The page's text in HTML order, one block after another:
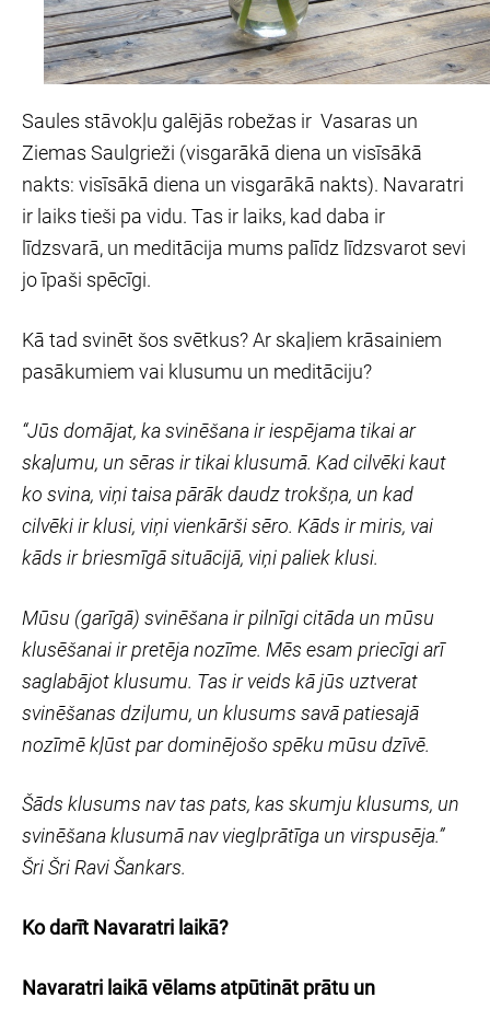
Saules stāvokļu galējās robežas ir Vasaras un
Ziemas Saulgrieži (visgarākā diena un visīsākā
nakts: visīsākā diena un visgarākā nakts). Navaratri
ir laiks tieši pa vidu. Tas ir laiks, kad daba ir
līdzsvarā, un meditācija mums palīdz līdzsvarot sevi
jo īpaši spēcīgi.
Kā tad svinēt šos svētkus? Ar skaļiem krāsainiem
pasākumiem vai klusumu un meditāciju?
“Jūs domājat, ka svinēšana ir iespējama tikai ar
skaļumu, un sēras ir tikai klusumā. Kad cilvēki kaut
ko svina, viņi taisa pārāk daudz trokšņa, un kad
cilvēki ir klusi, viņi vienkārši sēro. Kāds ir miris, vai
kāds ir briesmīgā situācijā, viņi paliek klusi.
Mūsu (garīgā) svinēšana ir pilnīgi citāda un mūsu
klusēšanai ir pretēja nozīme. Mēs esam priecīgi arī
saglabājot klusumu. Tas ir veids kā jūs uztverat
svinēšanas dziļumu, un klusums savā patiesajā
nozīmē kļūst par dominējošo spēku mūsu dzīvē.
Šāds klusums nav tas pats, kas skumju klusums, un
svinēšana klusumā nav vieglprātīga un virspusēja.”
Šri Šri Ravi Šankars.
Ko darīt Navaratri laikā?
Navaratri laikā vēlams atpūtināt prātu un